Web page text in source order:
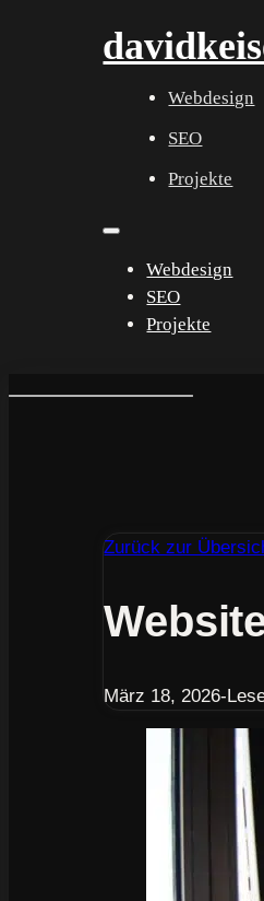
Webdesign
SEO
Projekte
Webdesign
SEO
Projekte
Zurück zur
März 18, 2026-